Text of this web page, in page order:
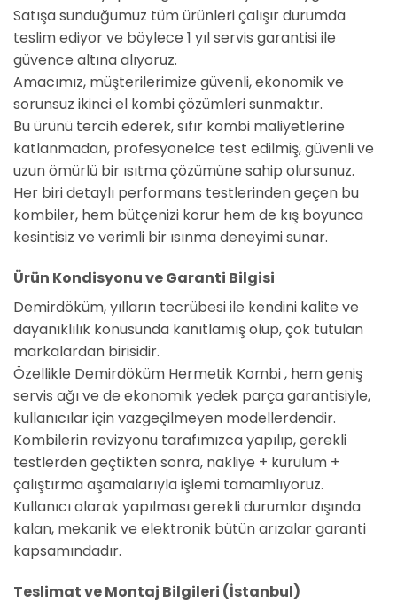
Satışa sunduğumuz tüm ürünleri çalışır durumda
teslim ediyor ve böylece 1 yıl servis garantisi ile
güvence altına alıyoruz.
Amacımız, müşterilerimize güvenli, ekonomik ve
sorunsuz ikinci el kombi çözümleri sunmaktır.
Bu ürünü tercih ederek, sıfır kombi maliyetlerine
katlanmadan, profesyonelce test edilmiş, güvenli ve
uzun ömürlü bir ısıtma çözümüne sahip olursunuz.
Her biri detaylı performans testlerinden geçen bu
kombiler, hem bütçenizi korur hem de kış boyunca
kesintisiz ve verimli bir ısınma deneyimi sunar.
Ürün Kondisyonu ve Garanti Bilgisi
Demirdöküm, yılların tecrübesi ile kendini kalite ve
dayanıklılık konusunda kanıtlamış olup, çok tutulan
markalardan birisidir.
Özellikle Demirdöküm Hermetik Kombi , hem geniş
servis ağı ve de ekonomik yedek parça garantisiyle,
kullanıcılar için vazgeçilmeyen modellerdendir.
Kombilerin revizyonu tarafımızca yapılıp, gerekli
testlerden geçtikten sonra, nakliye + kurulum +
çalıştırma aşamalarıyla işlemi tamamlıyoruz.
Kullanıcı olarak yapılması gerekli durumlar dışında
kalan, mekanik ve elektronik bütün arızalar garanti
kapsamındadır.
Teslimat ve Montaj Bilgileri (İstanbul)